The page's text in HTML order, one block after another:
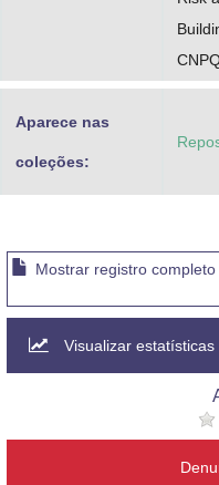
Aparece nas
coleções:
Mostrar registro completo
Visualizar estatísticas